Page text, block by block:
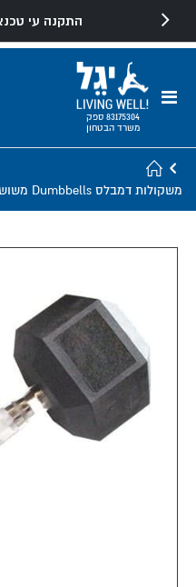
התקנה עי
Toggle
83175304 ספק
משרד הבטחון
משקולות דמבלס Dumbbells משושה גומי, מגוון משקלים 1-45 ק״ג
images
gallery